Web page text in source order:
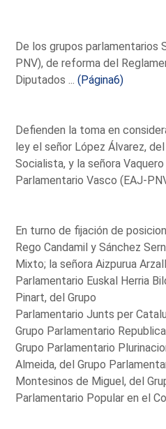
De los grupos parlamentarios
PNV), de reforma del
Diputados ...(Página6)
Defienden la toma en
ley el señor López Álvarez,
Socialista, y la señora
Parlamentario Vasco (EAJ-
En turno de fijación de
Rego Candamil y Sánchez
Mixto; la señora Aizpurua
Parlamentario Euskal Herria
Pinart, del Grupo
Parlamentario Junts per
Grupo Parlamentario
Grupo Parlamentario
Almeida, del Grupo
Montesinos de Miguel, del
Parlamentario Popular en el